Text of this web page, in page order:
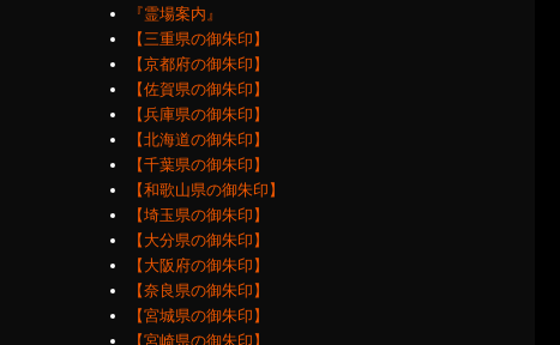
『霊場案内』
【三重県の御朱印】
【京都府の御朱印】
【佐賀県の御朱印】
【兵庫県の御朱印】
【北海道の御朱印】
【千葉県の御朱印】
【和歌山県の御朱印】
【埼玉県の御朱印】
【大分県の御朱印】
【大阪府の御朱印】
【奈良県の御朱印】
【宮城県の御朱印】
【宮崎県の御朱印】